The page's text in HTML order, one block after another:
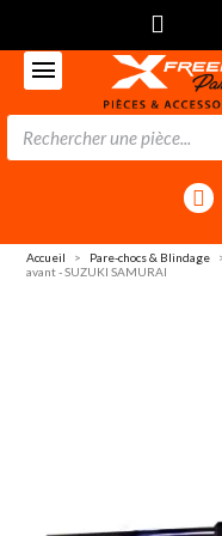
Accueil Pare-chocs & Blindage
avant - SUZUKI SAMURAI